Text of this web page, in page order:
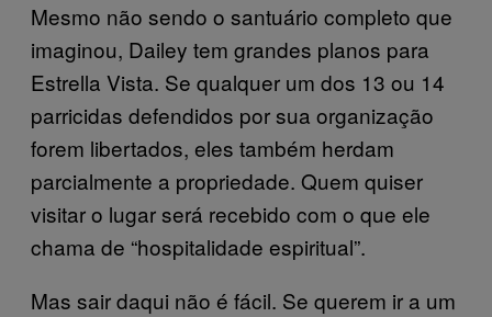
Mesmo não sendo o santuário completo que
imaginou, Dailey tem grandes planos para
Estrella Vista. Se qualquer um dos 13 ou 14
parricidas defendidos por sua organização
forem libertados, eles também herdam
parcialmente a propriedade. Quem quiser
visitar o lugar será recebido com o que ele
chama de “hospitalidade espiritual”.
Mas sair daqui não é fácil. Se querem ir a um